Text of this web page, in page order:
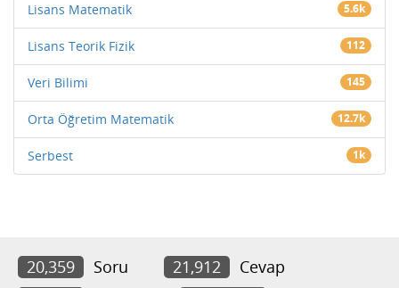
Lisans Matematik 5.6k
Lisans Teorik Fizik 112
Veri Bilimi 145
Orta Öğretim Matematik 12.7k
Serbest 1k
20,359 Soru 21,912
Cevap